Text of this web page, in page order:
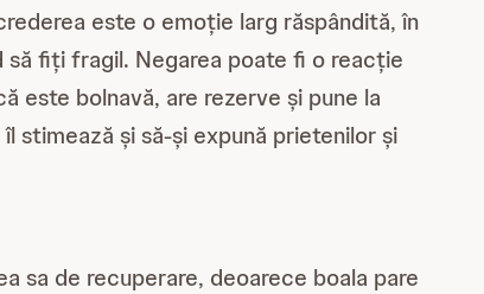
este o emoție larg răspândită, în
fiți fragil. Negarea poate fi o reacție
este bolnavă, are rezerve și pune la
stimează și să-și expună prietenilor și
sa de recuperare, deoarece boala pare